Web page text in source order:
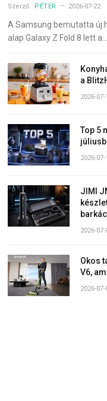
Szerző: PÉTER 2026-07-22
A Samsung bemutatta új
alap Galaxy Z Fold 8 lett a…
a
2026-07-
Top 5
2026-07-
JIMI
2026-07-
Okos
V6,
2026-07-